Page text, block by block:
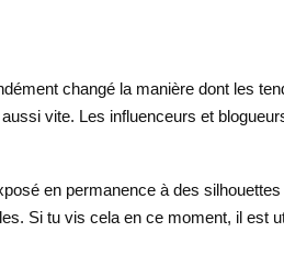
changé la manière dont les
vite. Les influenceurs et
en permanence à des
Si tu vis cela en ce moment, il est